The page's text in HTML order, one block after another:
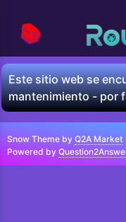
📚
Este sitio web se
mantenimiento - por
Snow Theme by Q2A Market
Powered by